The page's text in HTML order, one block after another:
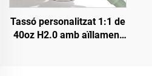
Tassó personalitzat 1:1 de
40oz H2.0 amb aïllament